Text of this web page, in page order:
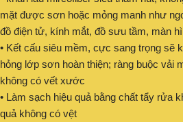
mặt được sơn hoặc mỏng manh như
đồ điện tử, kính mắt, đồ sưu tầm, màn
• Kết cấu siêu mềm, cực sang trọng sẽ
hỏng lớp sơn hoàn thiện; ràng buộc vải
không có vết xước
• Làm sạch hiệu quả bằng chất tẩy rửa
quả không có vệt